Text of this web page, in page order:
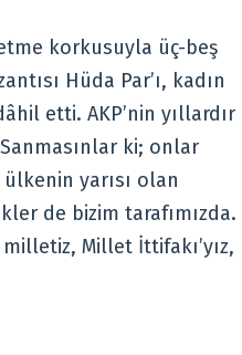
korkusuyla üç-beş
Hüda Par’ı, kadın
etti. AKP’nin yıllardır
Sanmasınlar ki; onlar
yarısı olan
de bizim tarafımızda.
Millet İttifakı’yız,